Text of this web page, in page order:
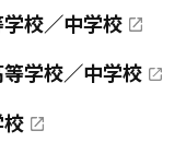
校／中学校
学校／中学校